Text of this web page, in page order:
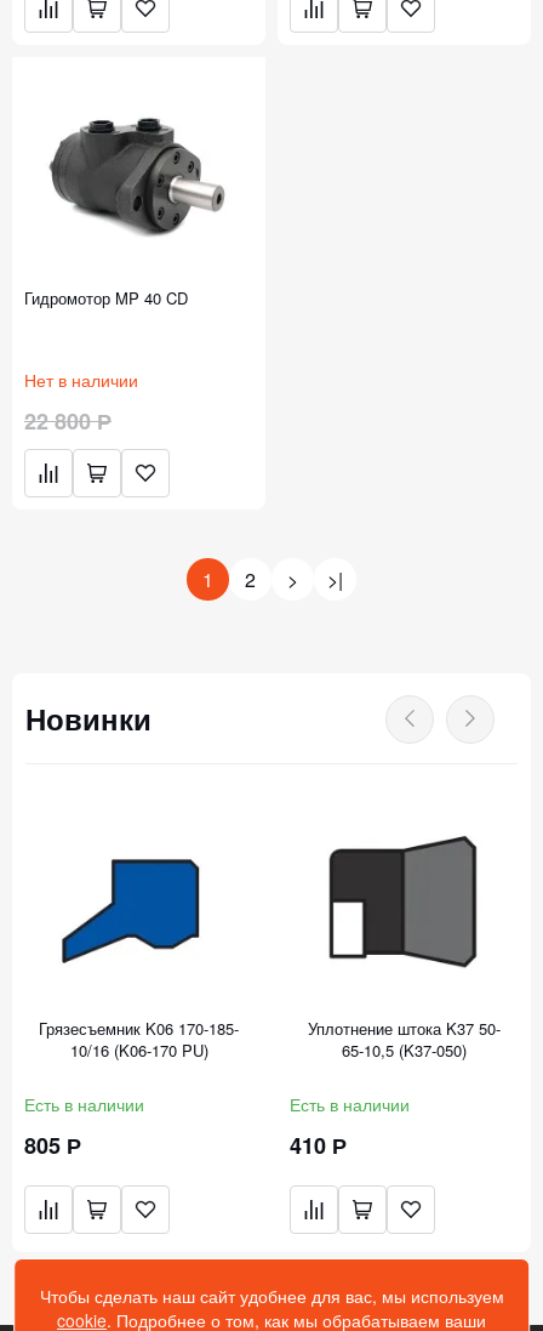
Гидромотор MP 40 CD
Нет в наличии
22 800 Р
1 2 > >|
Новинки
Грязесъемник K06 170-185-
10/16 (K06-170 PU)
Есть в наличии
805 Р
Уплотнение штока K37 50-
65-10,5 (K37-050)
Есть в наличии
410 Р
Чтобы сделать наш сайт удобнее для вас, мы используем
cookie. Подробнее о том, как мы обрабатываем ваши